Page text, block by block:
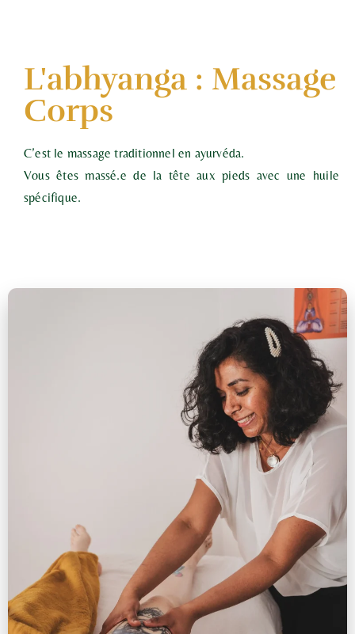
L'abhyanga : Massage
Corps
C’est le massage traditionnel en ayurvéda.
Vous êtes massé.e de la tête aux pieds avec une huile
spécifique.